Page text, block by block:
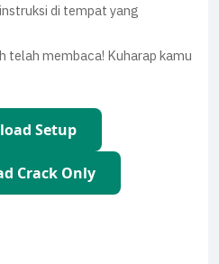
di tempat yang
telah membaca! Kuharap kamu
Setup
Crack Only